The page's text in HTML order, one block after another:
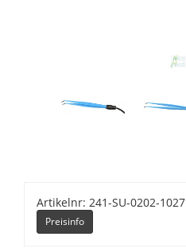
Artikelnr: 241-SU-0202-1027
Preisinfo